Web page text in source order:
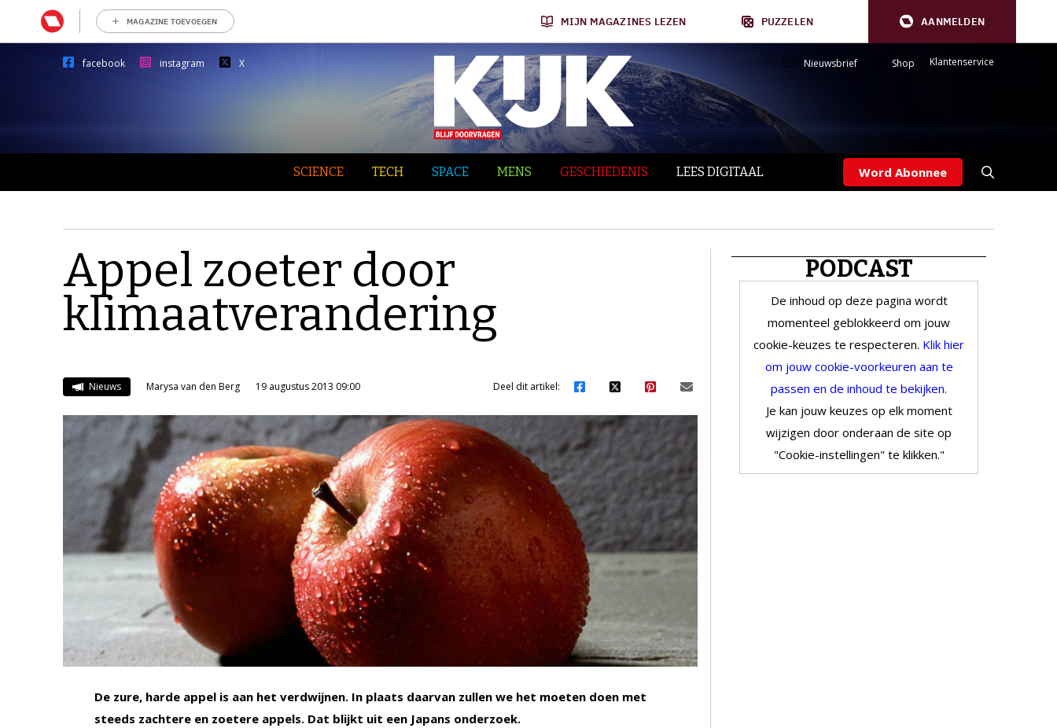
MAGAZINE TOEVOEGEN MIJN MAGAZINES LEZEN PUZZELEN AANMELDEN
facebook instagram X Nieuwsbrief Shop Klantenservice
SCIENCE TECH SPACE MENS GESCHIEDENIS LEES DIGITAAL Word Abonnee
Appel zoeter door
klimaatverandering
Nieuws Marysa van den Berg 19 augustus 2013 09:00 Deel dit artikel:
De zure, harde appel is aan het verdwijnen. In plaats daarvan zullen we het moeten doen met
steeds zachtere en zoetere appels. Dat blijkt uit een Japans onderzoek.
PODCAST
De inhoud op deze pagina wordt
momenteel geblokkeerd om jouw
cookie-keuzes te respecteren. Klik hier
om jouw cookie-voorkeuren aan te
passen en de inhoud te bekijken.
Je kan jouw keuzes op elk moment
wijzigen door onderaan de site op
"Cookie-instellingen" te klikken."